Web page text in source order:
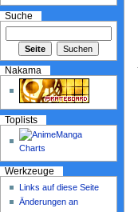
Suche
Nakama
Toplists
Werkzeuge
Links auf diese Seite
Änderungen an